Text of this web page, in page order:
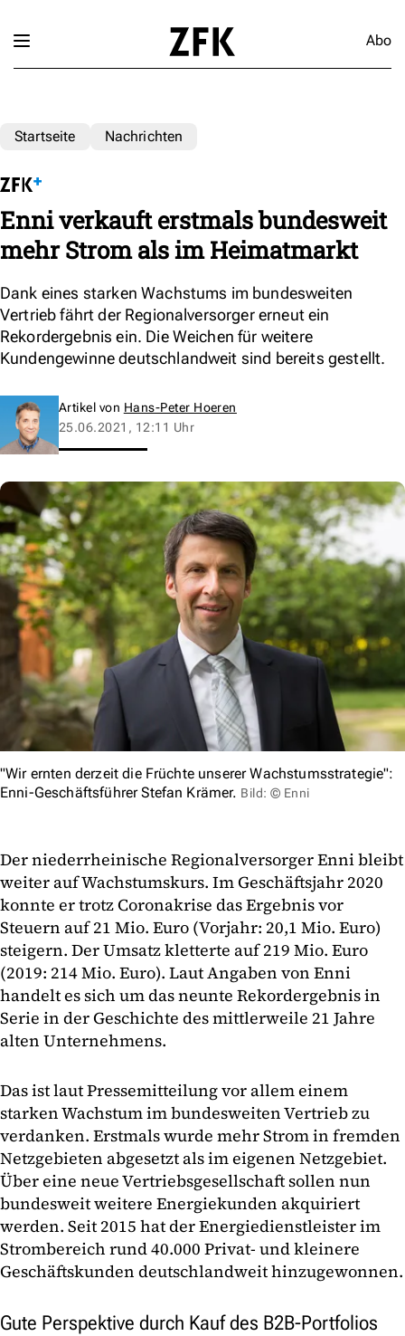
Abo
Startseite Nachrichten
Enni verkauft erstmals bundesweit
mehr Strom als im Heimatmarkt
Dank eines starken Wachstums im bundesweiten
Vertrieb fährt der Regionalversorger erneut ein
Rekordergebnis ein. Die Weichen für weitere
Kundengewinne deutschlandweit sind bereits gestellt.
Artikel von Hans-Peter Hoeren
25.06.2021, 12:11 Uhr
"Wir ernten derzeit die Früchte unserer Wachstumsstrategie":
Enni-Geschäftsführer Stefan Krämer. Bild: © Enni
Der niederrheinische Regionalversorger Enni bleibt
weiter auf Wachstumskurs. Im Geschäftsjahr 2020
konnte er trotz Coronakrise das Ergebnis vor
Steuern auf 21 Mio. Euro (Vorjahr: 20,1 Mio. Euro)
steigern. Der Umsatz kletterte auf 219 Mio. Euro
(2019: 214 Mio. Euro). Laut Angaben von Enni
handelt es sich um das neunte Rekordergebnis in
Serie in der Geschichte des mittlerweile 21 Jahre
alten Unternehmens.
Das ist laut Pressemitteilung vor allem einem
starken Wachstum im bundesweiten Vertrieb zu
verdanken. Erstmals wurde mehr Strom in fremden
Netzgebieten abgesetzt als im eigenen Netzgebiet.
Über eine neue Vertriebsgesellschaft sollen nun
bundesweit weitere Energiekunden akquiriert
werden. Seit 2015 hat der Energiedienstleister im
Strombereich rund 40.000 Privat- und kleinere
Geschäftskunden deutschlandweit hinzugewonnen.
Gute Perspektive durch Kauf des B2B-Portfolios